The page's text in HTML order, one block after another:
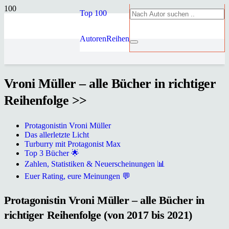
Top 100
AutorenReihen
Vroni Müller – alle Bücher in richtiger
Reihenfolge >>
Protagonistin Vroni Müller
Das allerletzte Licht
Turburry mit Protagonist Max
Top 3 Bücher 🌟
Zahlen, Statistiken & Neuerscheinungen 📊
Euer Rating, eure Meinungen 💬
Protagonistin Vroni Müller – alle Bücher in
richtiger Reihenfolge (von 2017 bis 2021)